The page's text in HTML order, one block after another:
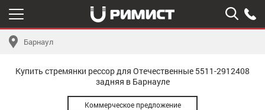
Барнаул
Купить стремянки рессор для Отечественные 5511-2912408
задняя в Барнауле
Коммерческое предложение